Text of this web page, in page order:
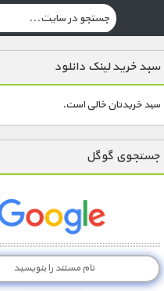
سبد خرید لینک دانلود
سبد خریدتان خالی است.
جستجوی گوگل